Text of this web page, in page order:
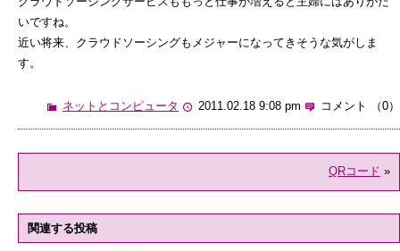
いですね。
近い将来、クラウドソーシングもメジャーになってきそうな気がしま
す。
ネットとコンピュータ 2011.02.18 9:08 pm コメント （0）
QRコード »
関連する投稿